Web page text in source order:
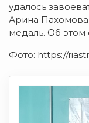
удалось
Арина
медаль. Об этом
Фото: https://